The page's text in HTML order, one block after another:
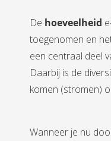
De hoeveelheid
toegenomen en
een centraal deel
Daarbij is de
komen (stromen)
Wanneer je nu